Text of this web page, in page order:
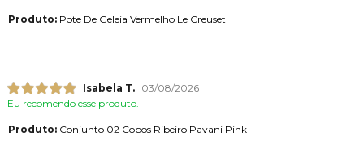
Produto:Pote De Geleia Vermelho Le Creuset
Isabela T.
03/08/2026
Eu recomendo esse produto.
Produto:Conjunto 02 Copos Ribeiro Pavani Pink